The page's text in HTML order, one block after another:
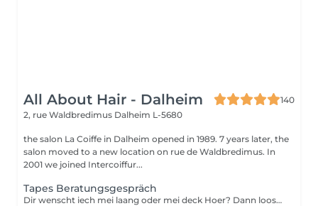
All About Hair - Dalheim
140
2, rue Waldbredimus Dalheim L-5680
the salon La Coiffe in Dalheim opened in 1989. 7 years later, the
salon moved to a new location on rue de Waldbredimus. In
2001 we joined Intercoiffur...
Tapes Beratungsgespräch
Dir wenscht iech mei laang oder mei deck Hoer? Dann loost iech proffesionnel beroden.